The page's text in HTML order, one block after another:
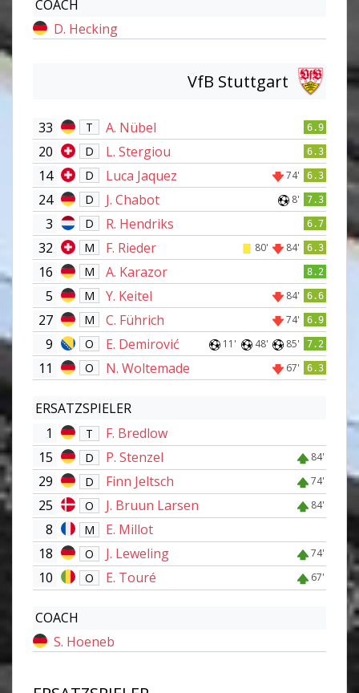
COACH
D. Hecking
VfB Stuttgart
33 T A. Nübel 6.9
20 D L. Stergiou 6.3
14 D Luca Jaquez 74' 6.3
24 D J. Chabot 8' 7.3
3 D R. Hendriks 6.7
32 M F. Rieder 80' 84' 6.3
16 M A. Karazor 8.2
5 M Y. Keitel 84' 6.6
27 M C. Führich 74' 6.9
9 O E. Demirović 11' 48' 85' 7.2
11 O N. Woltemade 67' 6.3
ERSATZSPIELER
1
T
F. Bredlow
15
D P. Stenzel 84'
29 D Finn Jeltsch 74'
25 O J. Bruun Larsen 84'
8 M
E. Millot
18
O J. Leweling 74'
10 O E. Touré 67'
COACH
S. Hoeneb